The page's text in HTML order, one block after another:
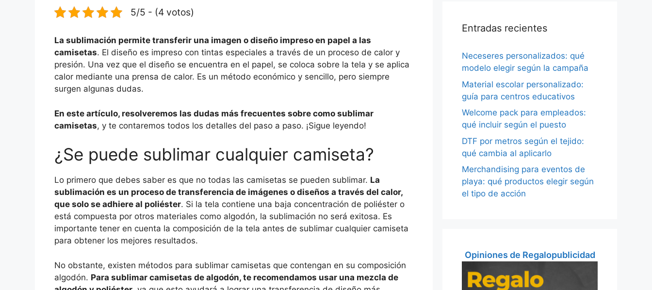
5/5 - (4 votos)
La sublimación permite transferir una imagen o diseño impreso en papel a las
camisetas. El diseño es impreso con tintas especiales a través de un proceso de calor y
presión. Una vez que el diseño se encuentra en el papel, se coloca sobre la tela y se aplica
calor mediante una prensa de calor. Es un método económico y sencillo, pero siempre
surgen algunas dudas.
En este artículo, resolveremos las dudas más frecuentes sobre como sublimar
camisetas, y te contaremos todos los detalles del paso a paso. ¡Sigue leyendo!
¿Se puede sublimar cualquier camiseta?
Lo primero que debes saber es que no todas las camisetas se pueden sublimar. La
sublimación es un proceso de transferencia de imágenes o diseños a través del calor,
que solo se adhiere al poliéster. Si la tela contiene una baja concentración de poliéster o
está compuesta por otros materiales como algodón, la sublimación no será exitosa. Es
importante tener en cuenta la composición de la tela antes de sublimar cualquier camiseta
para obtener los mejores resultados.
No obstante, existen métodos para sublimar camisetas que contengan en su composición
algodón. Para sublimar camisetas de algodón, te recomendamos usar una mezcla de
Entradas recientes
Neceseres personalizados: qué
modelo elegir según la campaña
Material escolar personalizado:
guía para centros educativos
Welcome pack para empleados:
qué incluir según el puesto
DTF por metros según el tejido:
qué cambia al aplicarlo
Merchandising para eventos de
playa: qué productos elegir según
el tipo de acción
Opiniones de Regalopublicidad